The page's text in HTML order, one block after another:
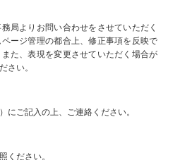
局よりお問い合わせをさせていただく
ージ管理の都合上、修正事項を反映で
た、表現を変更させていただく場合が
さい。
にご記入の上、ご連絡ください。
ください。